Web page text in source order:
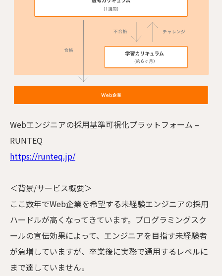
Webエンジニアの採用基準可視化プラットフォーム –
RUNTEQ
https://runteq.jp/
＜背景/サービス概要＞
ここ数年でWeb企業を希望する未経験エンジニアの採用
ハードルが高くなってきています。プログラミングスク
ールの宣伝効果によって、エンジニアを目指す未経験者
が急増していますが、卒業後に実務で通用するレベルに
まで達していません。